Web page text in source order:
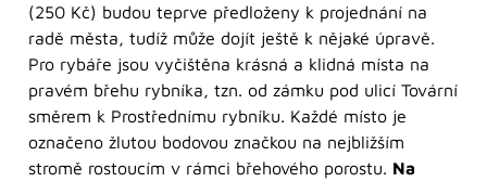
(250 Kč) budou teprve předloženy k projednání na
radě města, tudíž může dojít ještě k nějaké úpravě.
Pro rybáře jsou vyčištěna krásná a klidná místa na
pravém břehu rybníka, tzn. od zámku pod ulicí Tovární
směrem k Prostřednímu rybníku. Každé místo je
označeno žlutou bodovou značkou na nejbližším
stromě rostoucím v rámci břehového porostu. Na